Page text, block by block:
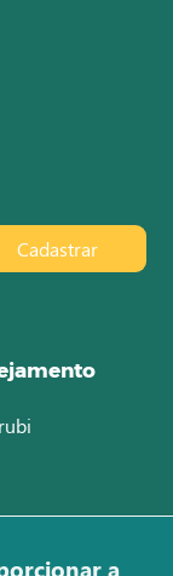
Cadastrar
a